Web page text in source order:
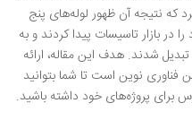
که نتیجه آن ظهور لوله‌های پنج
در بازار تاسیسات پیدا کردند و به
شدند. هدف این مقاله، ارائه
نوین است تا شما بتوانید
برای پروژه‌های خود داشته باشید.